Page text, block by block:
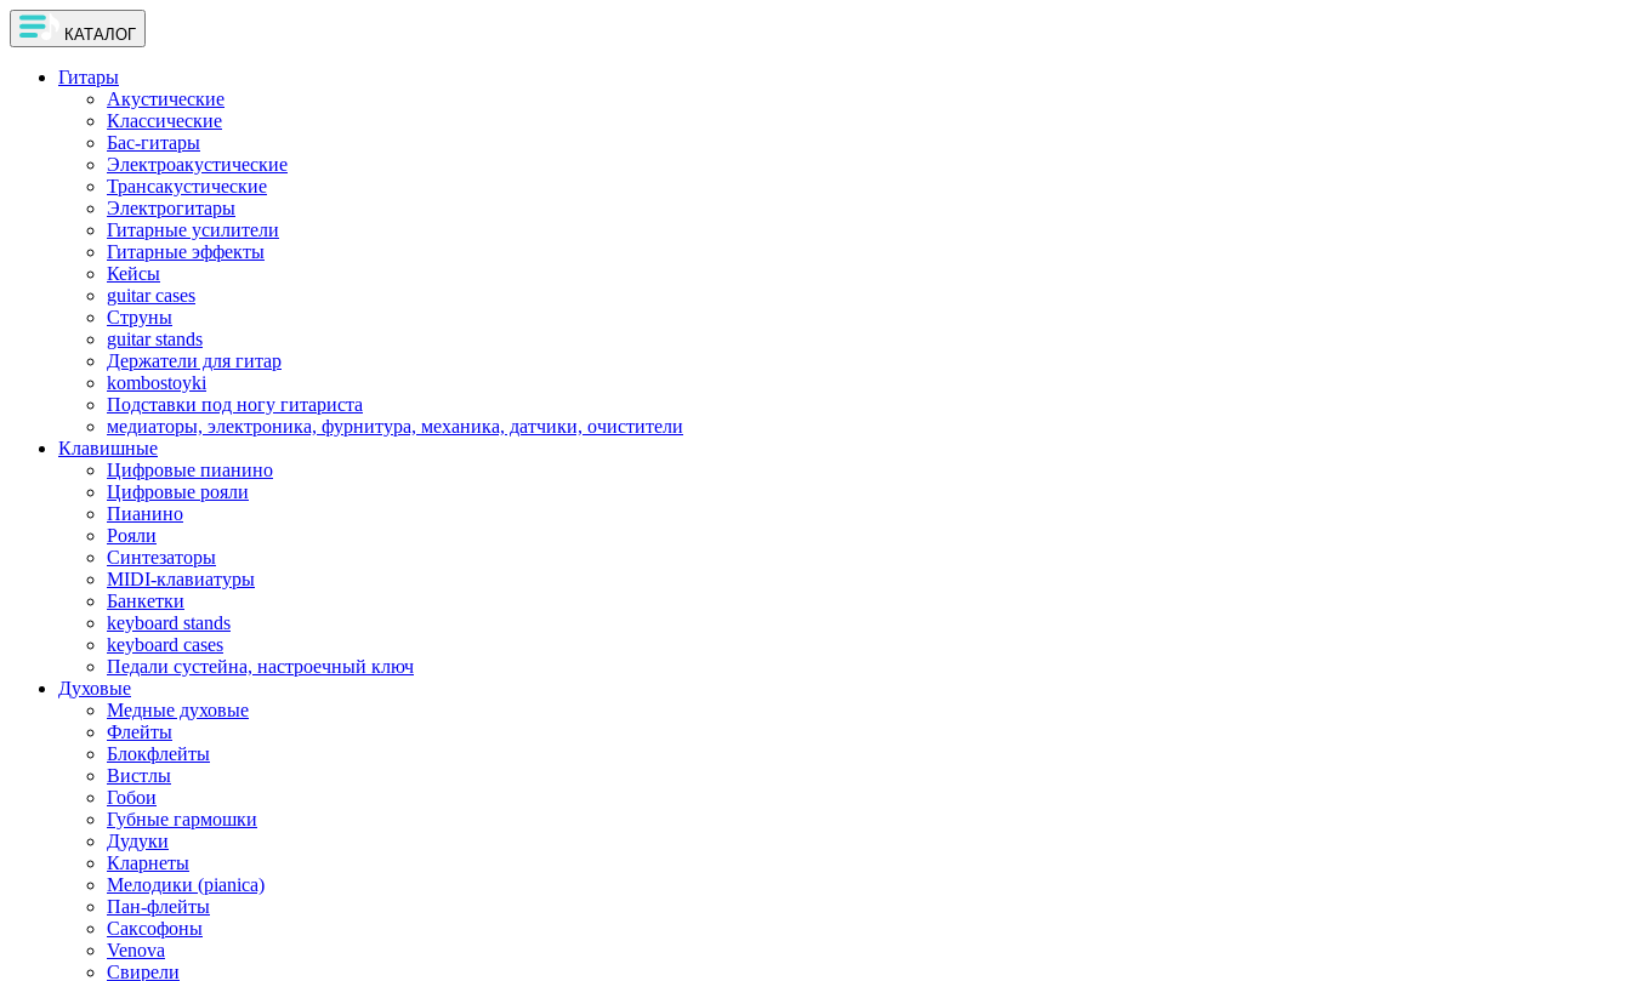
КАТАЛОГ
Гитары
Акустические
Классические
Бас-гитары
Электроакустические
Трансакустические
Электрогитары
Гитарные усилители
Гитарные эффекты
Кейсы
guitar cases
Струны
guitar stands
Держатели для гитар
kombostoyki
Подставки под ногу гитариста
медиаторы, электроника, фурнитура, механика, датчики, очистители
Клавишные
Цифровые пианино
Цифровые рояли
Пианино
Рояли
Синтезаторы
MIDI-клавиатуры
Банкетки
keyboard stands
keyboard cases
Педали сустейна, настроечный ключ
Духовые
Медные духовые
Флейты
Блокфлейты
Вистлы
Гобои
Губные гармошки
Дудуки
Кларнеты
Мелодики (pianica)
Пан-флейты
Саксофоны
Venova
Свирели